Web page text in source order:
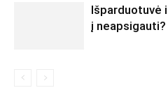
Išparduotuvė
į neapsigauti?